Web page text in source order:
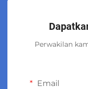
Perwakilan
Email